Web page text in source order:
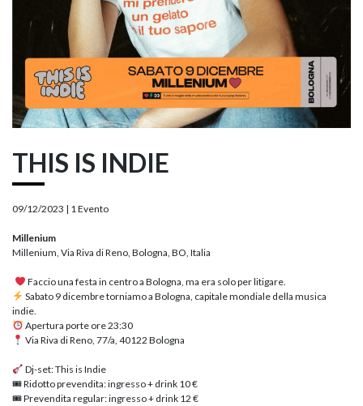
THIS IS INDIE
09/12/2023 | 1 Evento
Millenium
Millenium, Via Riva di Reno, Bologna, BO, Italia
Faccio una festa in centro a Bologna, ma era solo per litigare.
Sabato 9 dicembre torniamo a Bologna, capitale mondiale della musica
indie.
Apertura porte ore 23:30
Via Riva di Reno, 77/a, 40122 Bologna
Dj-set: This is Indie
🎟 Ridotto prevendita: ingresso + drink 10 €
🎟 Prevendita regular: ingresso + drink 12 €